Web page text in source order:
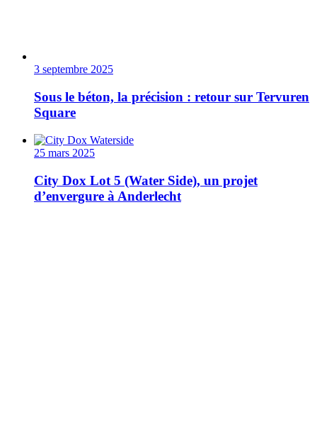
3 septembre 2025
Sous le béton, la précision : retour sur Tervuren
Square
25 mars 2025
City Dox Lot 5 (Water Side), un projet
d’envergure à Anderlecht